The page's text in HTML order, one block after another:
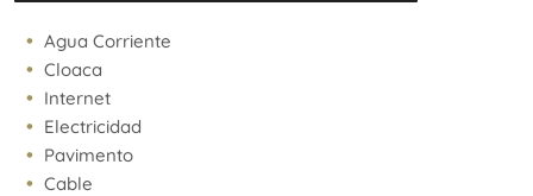
Agua Corriente
Cloaca
Internet
Electricidad
Pavimento
Cable